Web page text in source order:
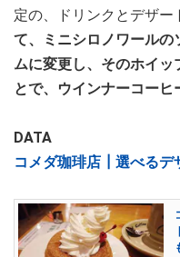
定の、ドリンクとデザー
て、ミニシロノワール
ムに変更し、そのホイッ
とで、ウインナーコーヒ
DATA
コメダ珈琲店┃選べるデ